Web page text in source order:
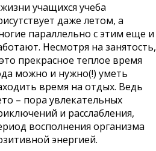
учащихся учеба
даже летом, а
параллельно с этим еще и
Несмотря на занятость,
прекрасное теплое время
можно и нужно(!) уметь
время на отдых. Ведь
– пора увлекательных
и расслабления,
восполнения организма
энергией.